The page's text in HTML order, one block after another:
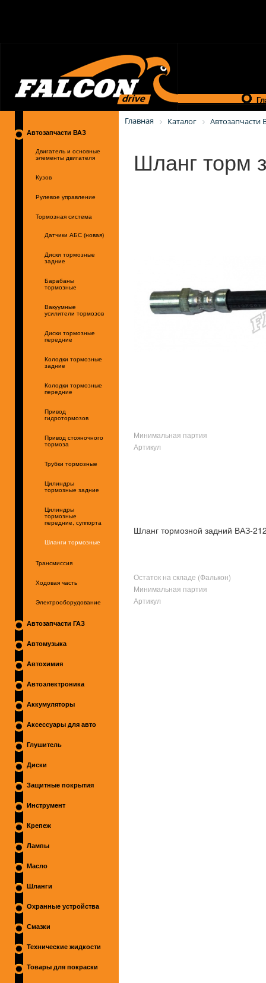
Автозапчасти ВАЗ
Двигатель и основные
элементы двигателя
Кузов
Рулевое управление
Тормозная система
Датчики АБС (новая)
Диски тормозные
задние
Барабаны
тормозные
Вакуумные
усилители тормозов
Диски тормозные
передние
Колодки тормозные
задние
Колодки тормозные
передние
Привод
гидротормозов
Привод стояночного
тормоза
Трубки тормозные
Цилиндры
тормозные задние
Цилиндры
тормозные
передние, суппорта
Шланги тормозные
Трансмиссия
Ходовая часть
Электрооборудование
Автозапчасти ГАЗ
Автомузыка
Автохимия
Автоэлектроника
Аккумуляторы
Аксессуары для авто
Глушитель
Диски
Защитные покрытия
Инструмент
Крепеж
Лампы
Масло
Шланги
Охранные устройства
Смазки
Технические жидкости
Товары для покраски
Главная Каталог Автозапчасти
Шланг торм
Минимальная партия
Артикул
Шланг тормозной задний ВАЗ-
Остаток на складе (Фалькон)
Минимальная партия
Артикул